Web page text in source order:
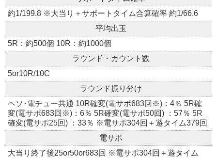
約1/199.8 ※大当り＋サポートタイム合算確率 約1/66.6
平均出玉
5R：約500個 10R：約1000個
ラウンド・カウント数
5or10R/10C
ラウンド振り分け
ヘソ･電チュー共通 10R確変(電サポ683回※)：4％ 5R確
変(電サポ683回※)：6％ 5R確変(電サポ50回) ：57％ 5R
確変(電サポ25回) ：33％ ※電サポ304回＋遊タイム379回
電サポ
大当り終了後25or50or683回 ※電サポ304回＋遊タイム